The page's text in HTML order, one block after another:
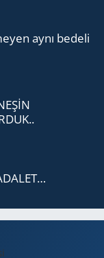
aynı be­de­li